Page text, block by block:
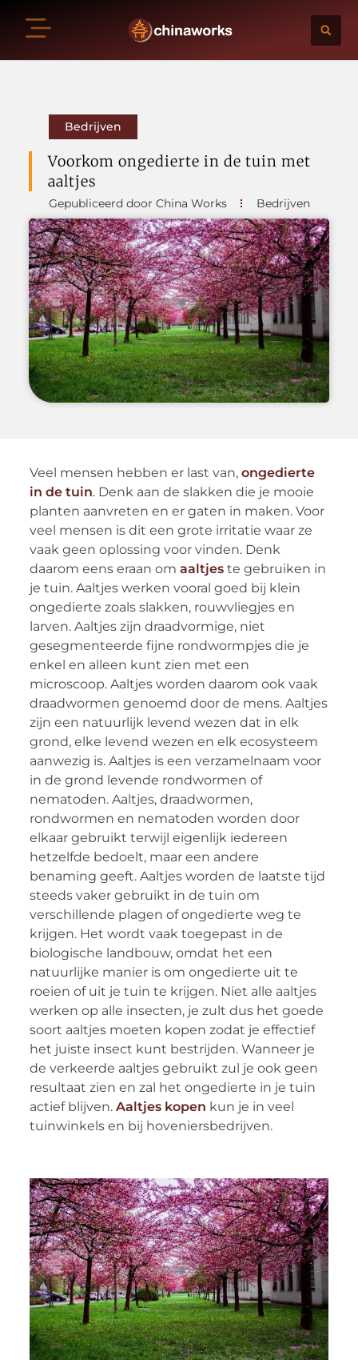
Bedrijven
Voorkom ongedierte in de tuin met
aaltjes
Gepubliceerd door China Works Bedrijven
Veel mensen hebben er last van, ongedierte
in de tuin. Denk aan de slakken die je mooie
planten aanvreten en er gaten in maken. Voor
veel mensen is dit een grote irritatie waar ze
vaak geen oplossing voor vinden. Denk
daarom eens eraan om aaltjeste gebruiken in
je tuin. Aaltjes werken vooral goed bij klein
ongedierte zoals slakken, rouwvliegjes en
larven. Aaltjes zijn draadvormige, niet
gesegmenteerde fijne rondwormpjes die je
enkel en alleen kunt zien met een
microscoop. Aaltjes worden daarom ook vaak
draadwormen genoemd door de mens. Aaltjes
zijn een natuurlijk levend wezen dat in elk
grond, elke levend wezen en elk ecosysteem
aanwezig is. Aaltjes is een verzamelnaam voor
in de grond levende rondwormen of
nematoden. Aaltjes, draadwormen,
rondwormen en nematoden worden door
elkaar gebruikt terwijl eigenlijk iedereen
hetzelfde bedoelt, maar een andere
benaming geeft. Aaltjes worden de laatste tijd
steeds vaker gebruikt in de tuin om
verschillende plagen of ongedierte weg te
krijgen. Het wordt vaak toegepast in de
biologische landbouw, omdat het een
natuurlijke manier is om ongedierte uit te
roeien of uit je tuin te krijgen. Niet alle aaltjes
werken op alle insecten, je zult dus het goede
soort aaltjes moeten kopen zodat je effectief
het juiste insect kunt bestrijden. Wanneer je
de verkeerde aaltjes gebruikt zul je ook geen
resultaat zien en zal het ongedierte in je tuin
actief blijven. Aaltjes kopen kun je in veel
tuinwinkels en bij hoveniersbedrijven.